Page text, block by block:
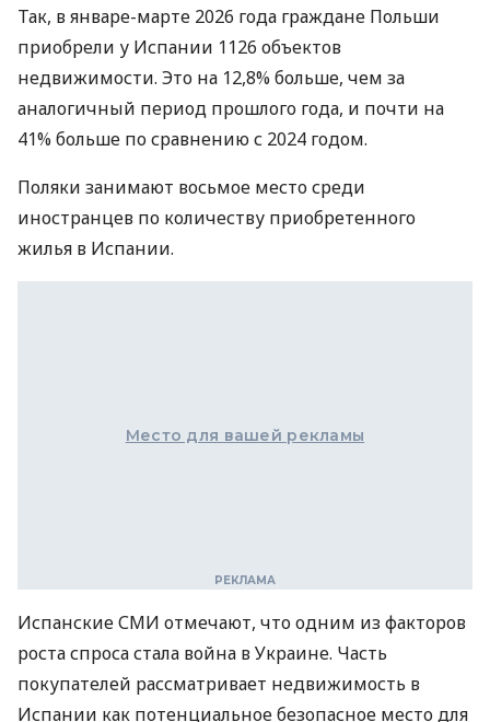
Так, в январе-марте 2026 года граждане Польши
приобрели у Испании 1126 объектов
недвижимости. Это на 12,8% больше, чем за
аналогичный период прошлого года, и почти на
41% больше по сравнению с 2024 годом.
Поляки занимают восьмое место среди
иностранцев по количеству приобретенного
жилья в Испании.
Место для вашей рекламы
Испанские СМИ отмечают, что одним из факторов
роста спроса стала война в Украине. Часть
покупателей рассматривает недвижимость в
Испании как потенциальное безопасное место для